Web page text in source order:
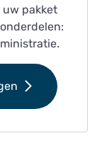
uw pakket